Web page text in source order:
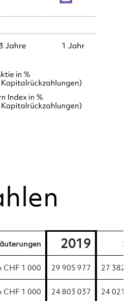
2019
CHF 1 000 29 905 977 27 382
CHF 1 000 24 803 037 24 021